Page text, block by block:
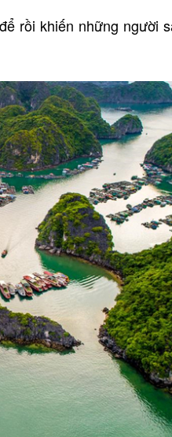
rồi khiến những người